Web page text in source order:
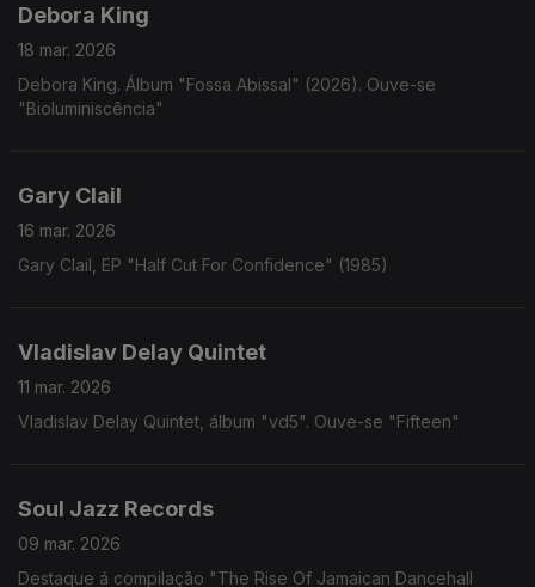
Debora King
18 mar. 2026
Debora King. Álbum "Fossa Abissal" (2026). Ouve-se
"Bioluminiscência"
Gary Clail
16 mar. 2026
Gary Clail, EP "Half Cut For Confidence" (1985)
Vladislav Delay Quintet
11 mar. 2026
Vladislav Delay Quintet, álbum "vd5". Ouve-se "Fifteen"
Soul Jazz Records
09 mar. 2026
Destaque á compilação "The Rise Of Jamaican Dancehall